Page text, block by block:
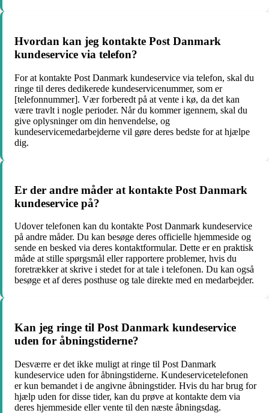
Hvordan kan jeg kontakte Post Danmark
kundeservice via telefon?
For at kontakte Post Danmark kundeservice via telefon, skal du
ringe til deres dedikerede kundeservicenummer, som er
[telefonnummer]. Vær forberedt på at vente i kø, da det kan
være travlt i nogle perioder. Når du kommer igennem, skal du
give oplysninger om din henvendelse, og
kundeservicemedarbejderne vil gøre deres bedste for at hjælpe
dig.
Er der andre måder at kontakte Post Danmark
kundeservice på?
Udover telefonen kan du kontakte Post Danmark kundeservice
på andre måder. Du kan besøge deres officielle hjemmeside og
sende en besked via deres kontaktformular. Dette er en praktisk
måde at stille spørgsmål eller rapportere problemer, hvis du
foretrækker at skrive i stedet for at tale i telefonen. Du kan også
besøge et af deres posthuse og tale direkte med en medarbejder.
Kan jeg ringe til Post Danmark kundeservice
uden for åbningstiderne?
Desværre er det ikke muligt at ringe til Post Danmark
kundeservice uden for åbningstiderne. Kundeservicetelefonen
er kun bemandet i de angivne åbningstider. Hvis du har brug for
hjælp uden for disse tider, kan du prøve at kontakte dem via
deres hjemmeside eller vente til den næste åbningsdag.